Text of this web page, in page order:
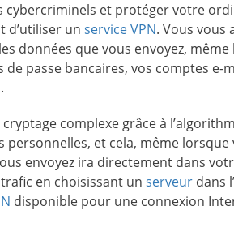
cybercriminels et protéger votre
d’utiliser un service VPN. Vous vous
données que vous envoyez, même
passe bancaires, vos comptes e-
complexe grâce à
et cela, même
envoyez ira directement dans
en choisissant un serveur dans
disponible pour une connexion